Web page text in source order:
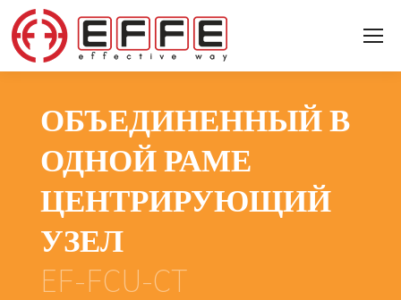
ОБЪЕДИНЕННЫЙ В
ОДНОЙ РАМЕ
ЦЕНТРИРУЮЩИЙ
УЗЕЛ
EF-FCU-CT